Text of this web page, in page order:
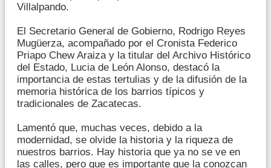
Villalpando.
El Secretario General de Gobierno, Rodrigo Reyes
Mugüerza, acompañado por el Cronista Federico
Priapo Chew Araiza y la titular del Archivo Histórico
del Estado, Lucia de León Alonso, destacó la
importancia de estas tertulias y de la difusión de la
memoria histórica de los barrios típicos y
tradicionales de Zacatecas.
Lamentó que, muchas veces, debido a la
modernidad, se olvide la historia y la riqueza de
nuestros barrios. Hay historia que ya no se ve en
las calles, pero que es importante que la conozcan